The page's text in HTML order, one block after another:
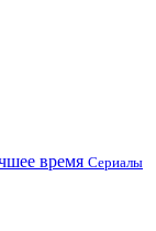
время Сериалы